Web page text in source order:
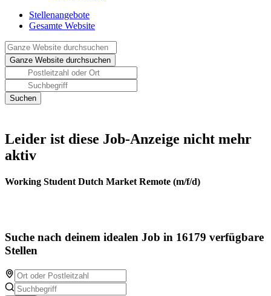
Stellenangebote
Gesamte Website
Leider ist diese Job-Anzeige nicht mehr
aktiv
Working Student Dutch Market Remote (m/f/d)
Suche nach deinem idealen Job in 16179 verfügbare
Stellen